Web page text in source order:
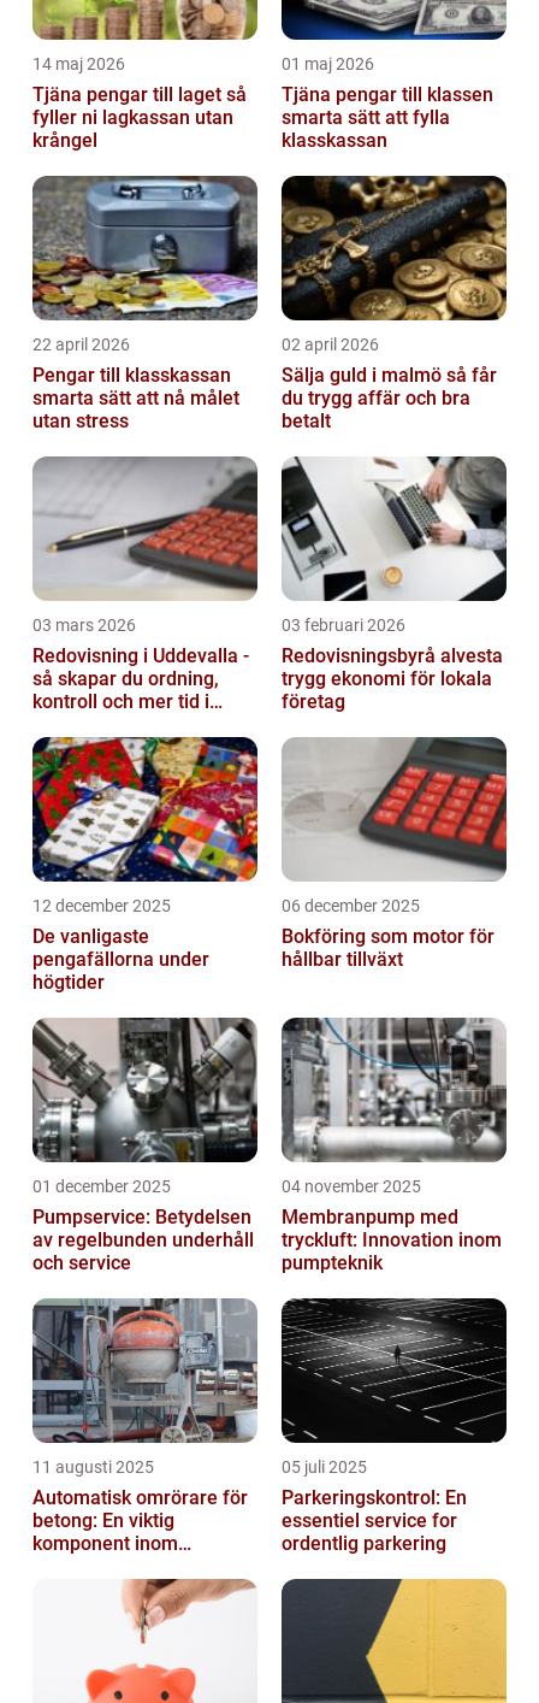
14 maj 2026
Tjäna pengar till laget så
fyller ni lagkassan utan
krångel
01 maj 2026
Tjäna pengar till klassen
smarta sätt att fylla
klasskassan
22 april 2026
Pengar till klasskassan
smarta sätt att nå målet
utan stress
02 april 2026
Sälja guld i malmö så får
du trygg affär och bra
betalt
03 mars 2026
Redovisning i Uddevalla -
så skapar du ordning,
kontroll och mer tid i
03 februari 2026
Redovisningsbyrå alvesta
trygg ekonomi för lokala
företag
12 december 2025
De vanligaste
pengafällorna under
högtider
06 december 2025
Bokföring som motor för
hållbar tillväxt
01 december 2025
Pumpservice: Betydelsen
av regelbunden underhåll
och service
04 november 2025
Membranpump med
tryckluft: Innovation inom
pumpteknik
11 augusti 2025
Automatisk omrörare för
betong: En viktig
komponent inom
05 juli 2025
Parkeringskontrol: En
essentiel service for
ordentlig parkering